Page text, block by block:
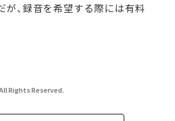
、録音を希望する際には有料
Rights Reserved.